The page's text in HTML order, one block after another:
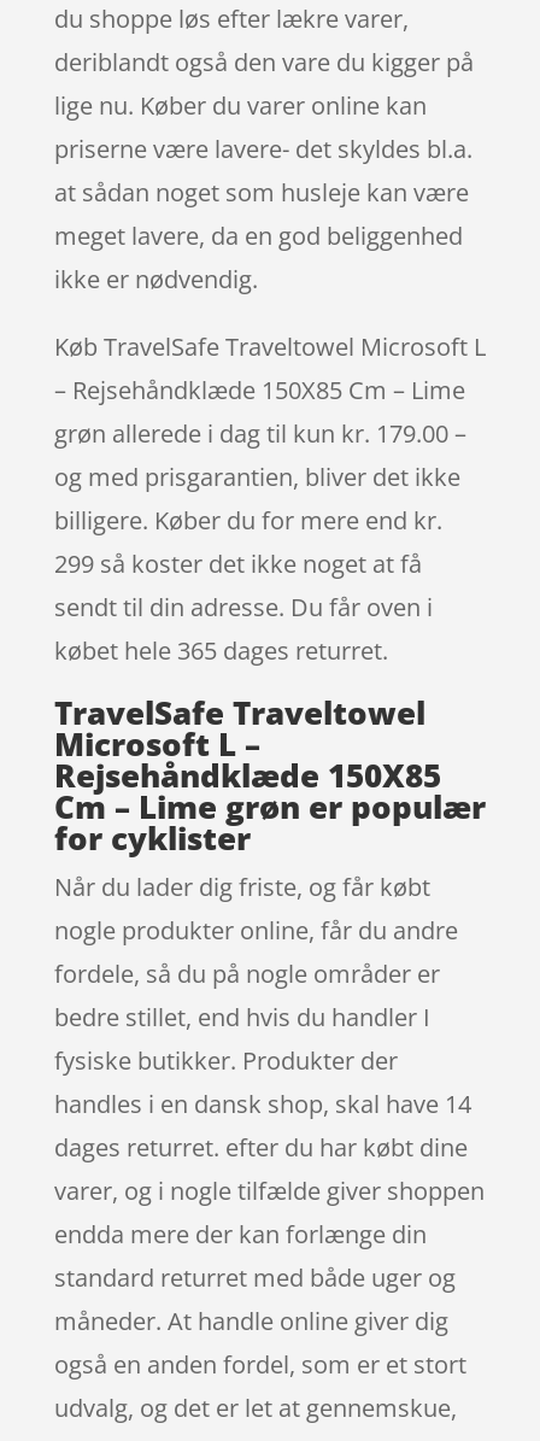
du shoppe løs efter lækre varer,
deriblandt også den vare du kigger på
lige nu. Køber du varer online kan
priserne være lavere- det skyldes bl.a.
at sådan noget som husleje kan være
meget lavere, da en god beliggenhed
ikke er nødvendig.
Køb TravelSafe Traveltowel Microsoft L
– Rejsehåndklæde 150X85 Cm – Lime
grøn allerede i dag til kun kr. 179.00 –
og med prisgarantien, bliver det ikke
billigere. Køber du for mere end kr.
299 så koster det ikke noget at få
sendt til din adresse. Du får oven i
købet hele 365 dages returret.
TravelSafe Traveltowel
Microsoft L –
Rejsehåndklæde 150X85
Cm – Lime grøn er populær
for cyklister
Når du lader dig friste, og får købt
nogle produkter online, får du andre
fordele, så du på nogle områder er
bedre stillet, end hvis du handler I
fysiske butikker. Produkter der
handles i en dansk shop, skal have 14
dages returret. efter du har købt dine
varer, og i nogle tilfælde giver shoppen
endda mere der kan forlænge din
standard returret med både uger og
måneder. At handle online giver dig
også en anden fordel, som er et stort
udvalg, og det er let at gennemskue,